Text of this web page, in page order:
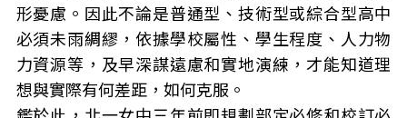
形憂慮。因此不論是普通型、技術型或綜合型高中
必須未雨綢繆，依據學校屬性、學生程度、人力物
力資源等，及早深謀遠慮和實地演練，才能知道理
想與實際有何差距，如何克服。